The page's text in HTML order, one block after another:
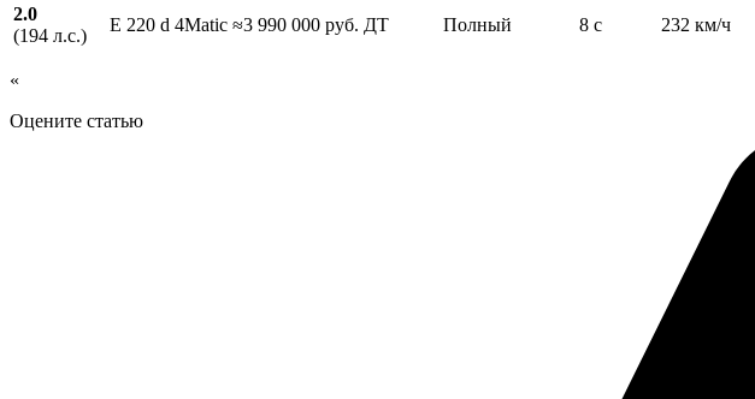
2.0
(194 л.с.)
E 220 d 4Matic ≈3 990 000 руб. ДТ Полный 8 с 232 км/ч
«
Оцените статью